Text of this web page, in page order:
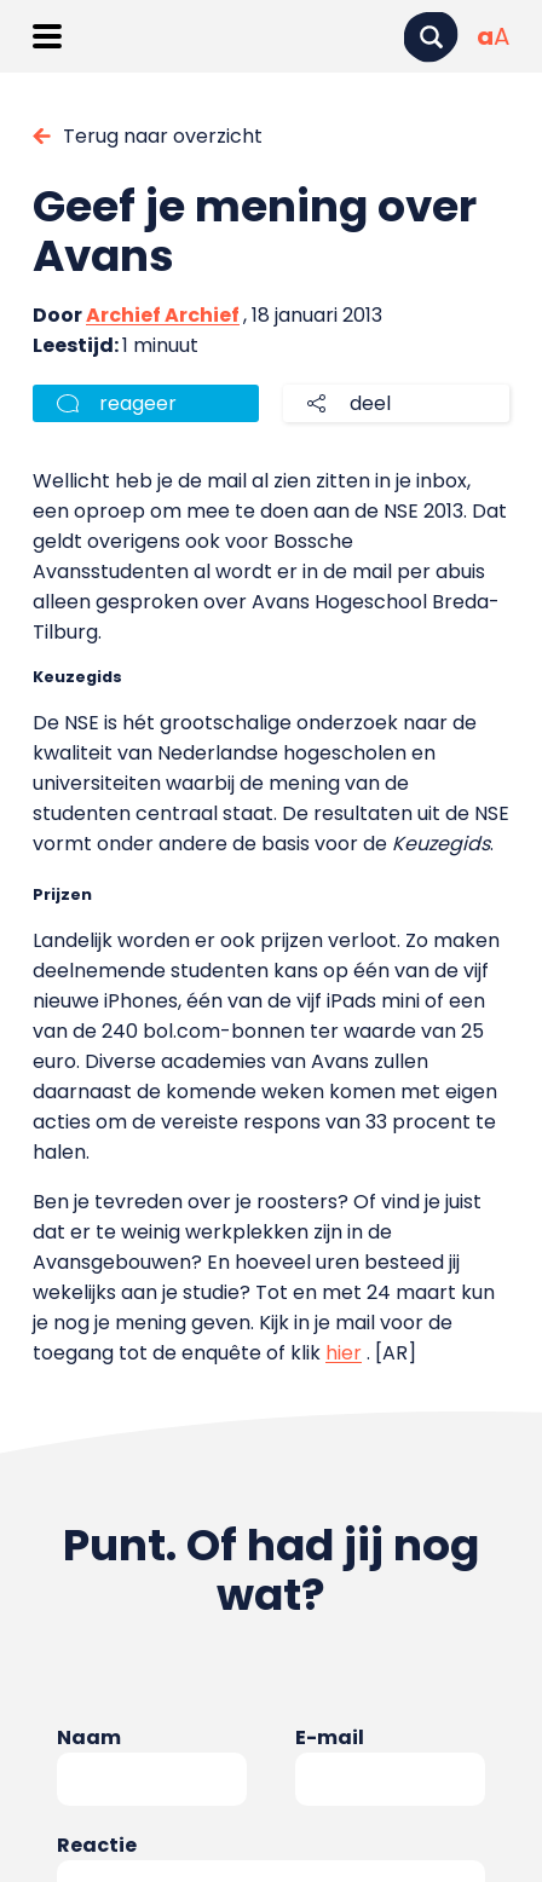
aA
Terug naar overzicht
Geef je mening over
Avans
DoorArchief Archief, 18 januari 2013
Leestijd:1 minuut
reageer deel
Wellicht heb je de mail al zien zitten in je inbox,
een oproep om mee te doen aan de NSE 2013. Dat
geldt overigens ook voor Bossche
Avansstudenten al wordt er in de mail per abuis
alleen gesproken over Avans Hogeschool Breda-
Tilburg.
Keuzegids
De NSE is hét grootschalige onderzoek naar de
kwaliteit van Nederlandse hogescholen en
universiteiten waarbij de mening van de
studenten centraal staat. De resultaten uit de NSE
vormt onder andere de basis voor de Keuzegids.
Prijzen
Landelijk worden er ook prijzen verloot. Zo maken
deelnemende studenten kans op één van de vijf
nieuwe iPhones, één van de vijf iPads mini of een
van de 240 bol.com-bonnen ter waarde van 25
euro. Diverse academies van Avans zullen
daarnaast de komende weken komen met eigen
acties om de vereiste respons van 33 procent te
halen.
Ben je tevreden over je roosters? Of vind je juist
dat er te weinig werkplekken zijn in de
Avansgebouwen? En hoeveel uren besteed jij
wekelijks aan je studie? Tot en met 24 maart kun
je nog je mening geven. Kijk in je mail voor de
toegang tot de enquête of klik hier. [AR]
Punt. Of had jij nog
wat?
Naam E-mail
Reactie